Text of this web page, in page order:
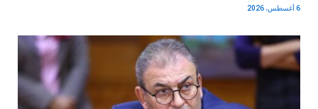
6 أغسطس، 2026